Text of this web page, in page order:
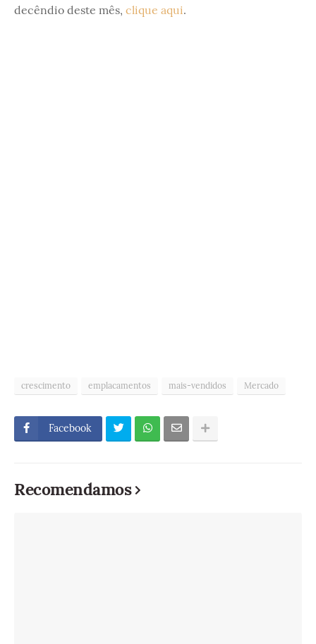
decêndio deste mês, clique aqui.
crescimento emplacamentos mais-vendidos Mercado
Facebook
Recomendamos